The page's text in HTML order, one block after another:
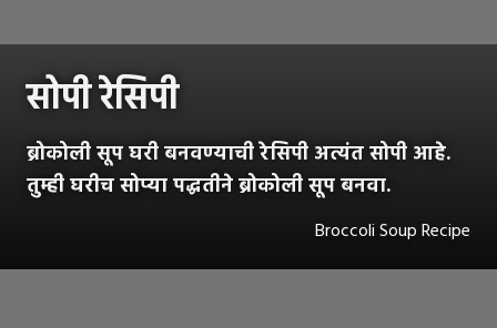
सोपी रेसिपी
ब्रोकोली सूप घरी बनवण्याची रेसिपी अत्यंत सोपी आहे.
तुम्ही घरीच सोप्या पद्धतीने ब्रोकोली सूप बनवा.
Broccoli Soup Recipe